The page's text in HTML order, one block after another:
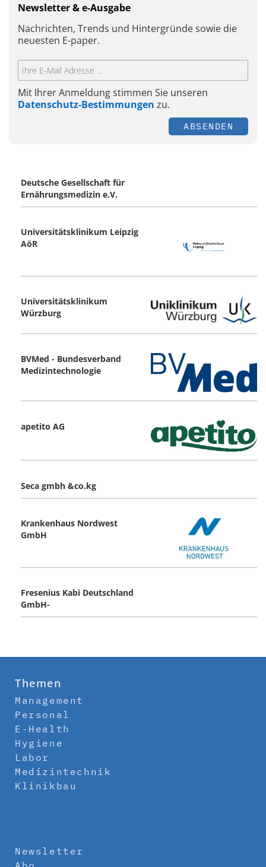
Newsletter & e-Ausgabe
Nachrichten, Trends und Hintergründe sowie die
neuesten E-paper.
Mit Ihrer Anmeldung stimmen Sie unseren
Datenschutz-Bestimmungen zu.
ABSENDEN
Deutsche Gesellschaft für
Ernährungsmedizin e.V.
Universitätsklinikum Leipzig
AöR
Universitätsklinikum
Würzburg
BVMed - Bundesverband
Medizintechnologie
apetito AG
Seca gmbh &co.kg
Krankenhaus Nordwest
GmbH
Fresenius Kabi Deutschland
GmbH-
Themen
Management
Personal
E-Health
Hygiene
Labor
Medizintechnik
Klinikbau
Newsletter